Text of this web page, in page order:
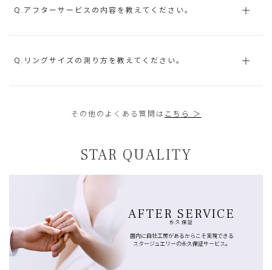
Q.アフターサービスの内容を教えてください。
Q.リングサイズの測り方を教えてください。
その他のよくある質問は こちら ＞
STAR QUALITY
AFTER SERVICE
永久保証
国内に自社工房があるからこそ実現できる
スタージュエリーの永久保証サービス。